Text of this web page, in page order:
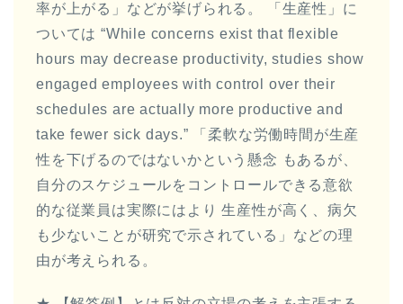
率が上がる」などが挙げられる。 「生産性」に
ついては “While concerns exist that flexible
hours may decrease productivity, studies show
engaged employees with control over their
schedules are actually more productive and
take fewer sick days.” 「柔軟な労働時間が生産
性を下げるのではないかという懸念 もあるが、
自分のスケジュールをコントロールできる意欲
的な従業員は実際にはより 生産性が高く、病欠
も少ないことが研究で示されている」などの理
由が考えられる。